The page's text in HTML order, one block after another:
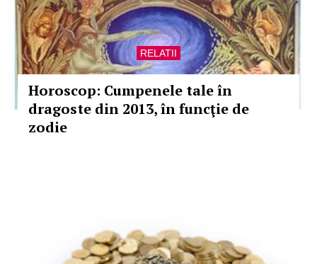
RELATII
Horoscop: Cumpenele tale în
dragoste din 2013, în funcţie de
zodie